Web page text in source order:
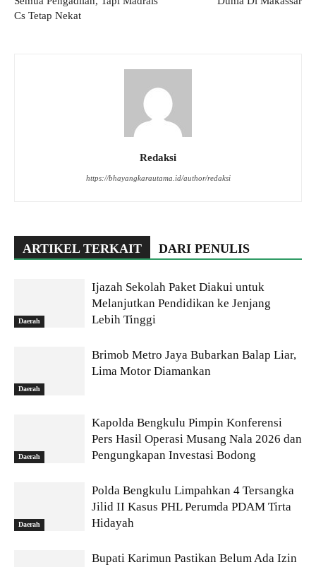
Cs Tetap Nekat
Redaksi
https://bhayangkarautama.id/author/redaksi
ARTIKEL TERKAIT DARI PENULIS
Daerah
Ijazah Sekolah Paket Diakui untuk
Melanjutkan Pendidikan ke Jenjang
Lebih Tinggi
Daerah
Brimob Metro Jaya Bubarkan Balap Liar,
Lima Motor Diamankan
Daerah
Kapolda Bengkulu Pimpin Konferensi
Pers Hasil Operasi Musang Nala 2026 dan
Pengungkapan Investasi Bodong
Daerah
Polda Bengkulu Limpahkan 4 Tersangka
Jilid II Kasus PHL Perumda PDAM Tirta
Hidayah
Bupati Karimun Pastikan Belum Ada Izin